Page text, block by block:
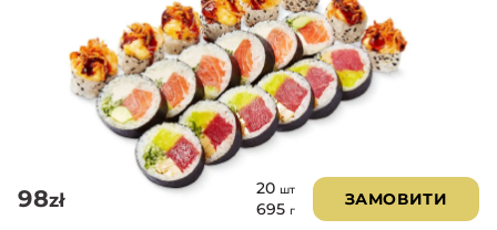
98zł
20 шт
695 г
ЗАМОВИТИ